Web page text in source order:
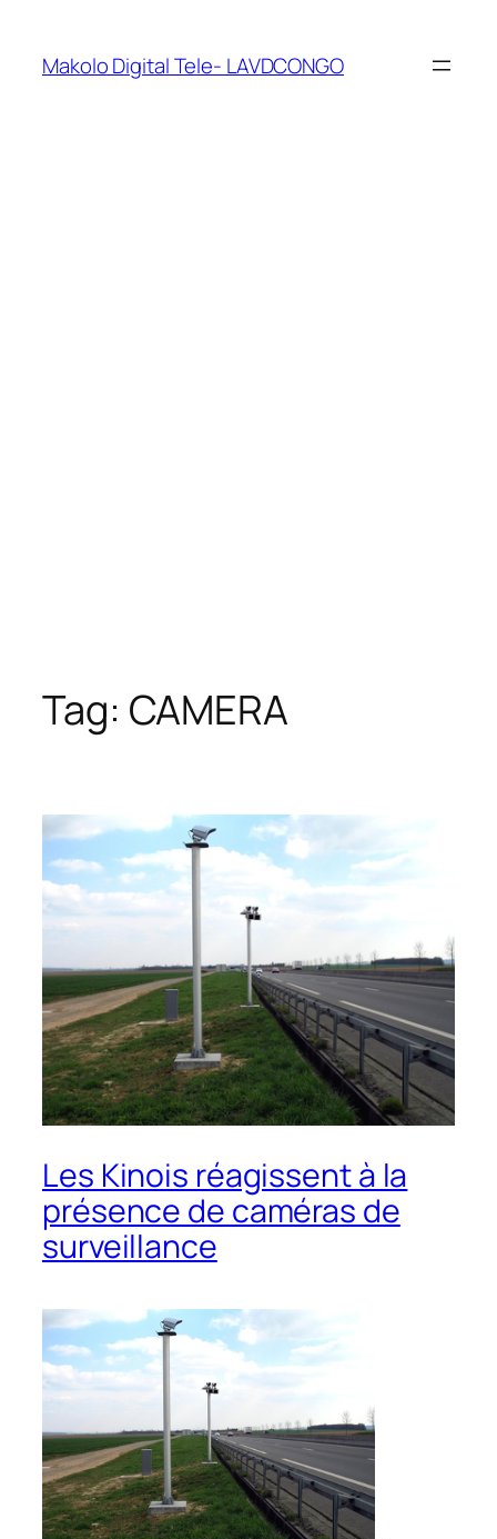
Makolo Digital Tele- LAVDCONGO
Tag: CAMERA
Les Kinois réagissent à la
présence de caméras de
surveillance